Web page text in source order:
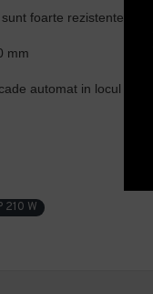
foarte rezistente si
mm
automat in locul ei
W